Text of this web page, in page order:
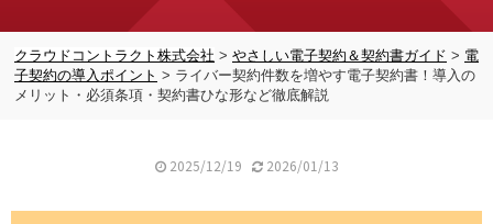
クラウドコントラクト株式会社 > やさしい電子契約＆契約書ガイド > 電
子契約の導入ポイント > ライバー契約件数を増やす電子契約書！導入の
メリット・必須条項・契約書ひな形など徹底解説
2025/12/19 2026/01/13